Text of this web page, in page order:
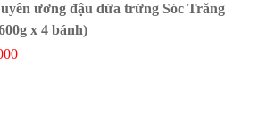
ương đậu dứa trứng Sóc Trăng
x 4 bánh)